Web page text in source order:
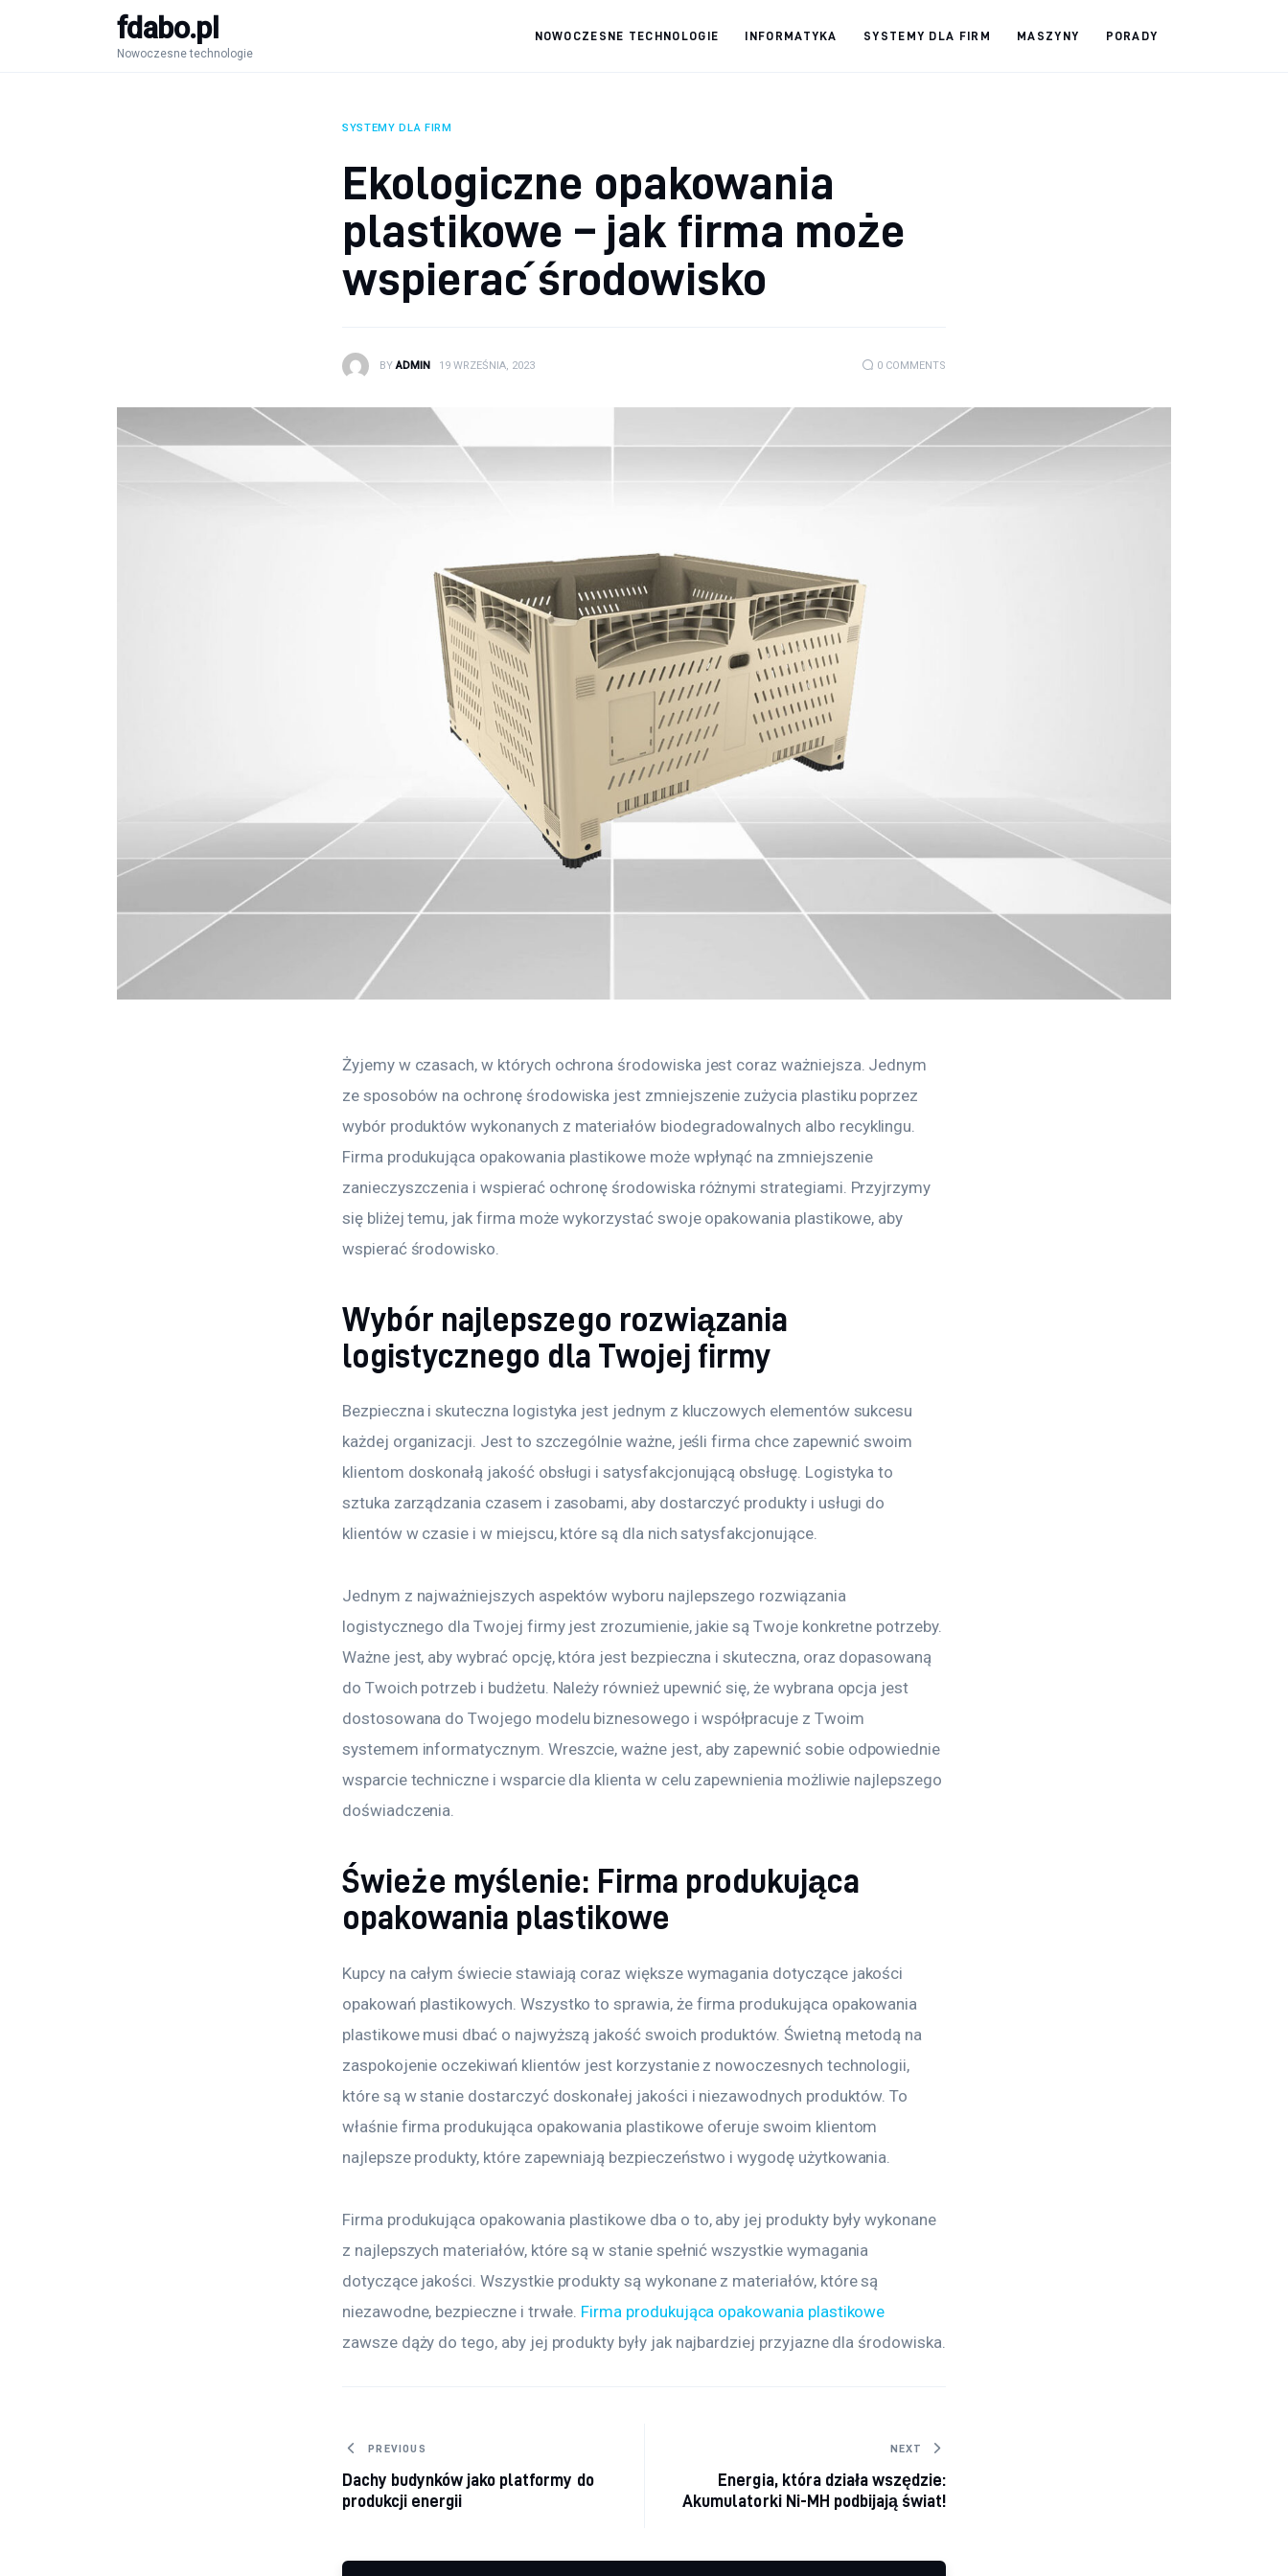
fdabo.pl
Nowoczesne technologie
NOWOCZESNE TECHNOLOGIE INFORMATYKA SYSTEMY DLA FIRM MASZYNY PORADY
Nowoczesne technologie
SYSTEMY DLA FIRM
Ekologiczne opakowania
plastikowe – jak firma może
wspierać środowisko
BY ADMIN 19 WRZEŚNIA, 2023 0 COMMENTS
Żyjemy w czasach, w których ochrona środowiska jest coraz ważniejsza. Jednym
ze sposobów na ochronę środowiska jest zmniejszenie zużycia plastiku poprzez
wybór produktów wykonanych z materiałów biodegradowalnych albo recyklingu.
Firma produkująca opakowania plastikowe może wpłynąć na zmniejszenie
zanieczyszczenia i wspierać ochronę środowiska różnymi strategiami. Przyjrzymy
się bliżej temu, jak firma może wykorzystać swoje opakowania plastikowe, aby
wspierać środowisko.
Wybór najlepszego rozwiązania
logistycznego dla Twojej firmy
Bezpieczna i skuteczna logistyka jest jednym z kluczowych elementów sukcesu
każdej organizacji. Jest to szczególnie ważne, jeśli firma chce zapewnić swoim
klientom doskonałą jakość obsługi i satysfakcjonującą obsługę. Logistyka to
sztuka zarządzania czasem i zasobami, aby dostarczyć produkty i usługi do
klientów w czasie i w miejscu, które są dla nich satysfakcjonujące.
Jednym z najważniejszych aspektów wyboru najlepszego rozwiązania
logistycznego dla Twojej firmy jest zrozumienie, jakie są Twoje konkretne potrzeby.
Ważne jest, aby wybrać opcję, która jest bezpieczna i skuteczna, oraz dopasowaną
do Twoich potrzeb i budżetu. Należy również upewnić się, że wybrana opcja jest
dostosowana do Twojego modelu biznesowego i współpracuje z Twoim
systemem informatycznym. Wreszcie, ważne jest, aby zapewnić sobie odpowiednie
wsparcie techniczne i wsparcie dla klienta w celu zapewnienia możliwie najlepszego
doświadczenia.
Świeże myślenie: Firma produkująca
opakowania plastikowe
Kupcy na całym świecie stawiają coraz większe wymagania dotyczące jakości
opakowań plastikowych. Wszystko to sprawia, że firma produkująca opakowania
plastikowe musi dbać o najwyższą jakość swoich produktów. Świetną metodą na
zaspokojenie oczekiwań klientów jest korzystanie z nowoczesnych technologii,
które są w stanie dostarczyć doskonałej jakości i niezawodnych produktów. To
właśnie firma produkująca opakowania plastikowe oferuje swoim klientom
najlepsze produkty, które zapewniają bezpieczeństwo i wygodę użytkowania.
Firma produkująca opakowania plastikowe dba o to, aby jej produkty były wykonane
z najlepszych materiałów, które są w stanie spełnić wszystkie wymagania
dotyczące jakości. Wszystkie produkty są wykonane z materiałów, które są
niezawodne, bezpieczne i trwałe. Firma produkująca opakowania plastikowe
zawsze dąży do tego, aby jej produkty były jak najbardziej przyjazne dla środowiska.
Nawigacja wpisu
PREVIOUS
Dachy budynków jako platformy do
produkcji energii
NEXT
Energia, która działa wszędzie:
Akumulatorki Ni-MH podbijają świat!